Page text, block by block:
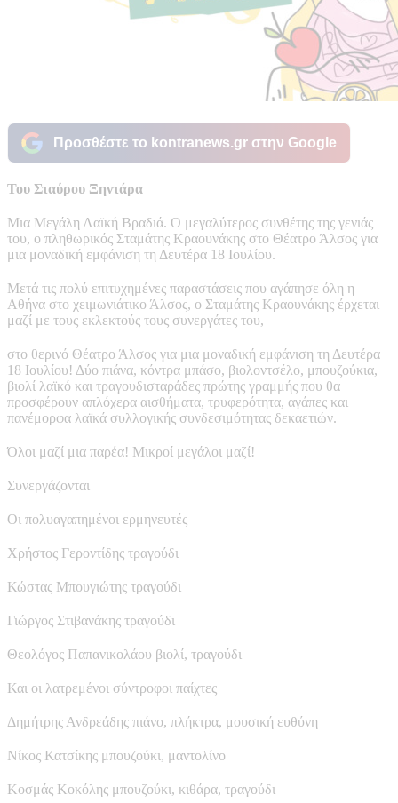
Προσθέστε το kontranews.gr στην Google
Του Σταύρου Ξηντάρα
Μια Μεγάλη Λαϊκή Βραδιά. Ο μεγαλύτερος συνθέτης της γενιάς
του, ο πληθωρικός Σταμάτης Κραουνάκης στο Θέατρο Άλσος για
μια μοναδική εμφάνιση τη Δευτέρα 18 Ιουλίου.
Μετά τις πολύ επιτυχημένες παραστάσεις που αγάπησε όλη η
Αθήνα στο χειμωνιάτικο Άλσος, ο Σταμάτης Κραουνάκης έρχεται
μαζί με τους εκλεκτούς τους συνεργάτες του,
στο θερινό Θέατρο Άλσος για μια μοναδική εμφάνιση τη Δευτέρα
18 Ιουλίου! Δύο πιάνα, κόντρα μπάσο, βιολοντσέλο, μπουζούκια,
βιολί λαϊκό και τραγουδισταράδες πρώτης γραμμής που θα
προσφέρουν απλόχερα αισθήματα, τρυφερότητα, αγάπες και
πανέμορφα λαϊκά συλλογικής συνδεσιμότητας δεκαετιών.
Όλοι μαζί μια παρέα! Μικροί μεγάλοι μαζί!
Συνεργάζονται
Οι πολυαγαπημένοι ερμηνευτές
Χρήστος Γεροντίδης τραγούδι
Κώστας Μπουγιώτης τραγούδι
Γιώργος Στιβανάκης τραγούδι
Θεολόγος Παπανικολάου βιολί, τραγούδι
Και οι λατρεμένοι σύντροφοι παίχτες
Δημήτρης Ανδρεάδης πιάνο, πλήκτρα, μουσική ευθύνη
Νίκος Κατσίκης μπουζούκι, μαντολίνο
Κοσμάς Κοκόλης μπουζούκι, κιθάρα, τραγούδι